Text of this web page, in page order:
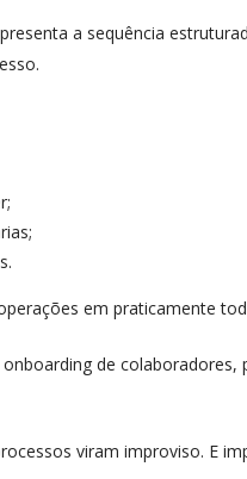
a sequência
em praticamente
de
viram improviso. E